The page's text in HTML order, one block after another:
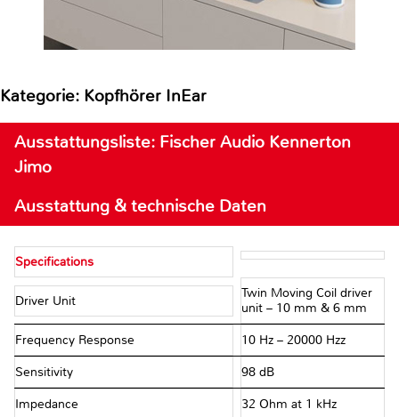
Kategorie: Kopfhörer InEar
Ausstattungsliste: Fischer Audio Kennerton
Jimo
Ausstattung & technische Daten
Specifications
Driver Unit
Twin Moving Coil driver
unit – 10 mm & 6 mm
Frequency Response 10 Hz – 20000 Hzz
Sensitivity 98 dB
Impedance 32 Ohm at 1 kHz